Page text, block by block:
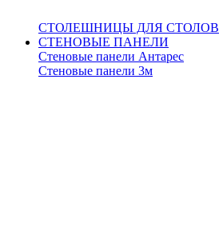
СТОЛЕШНИЦЫ ДЛЯ СТОЛОВ
СТЕНОВЫЕ ПАНЕЛИ
Стеновые панели Антарес
Стеновые панели 3м